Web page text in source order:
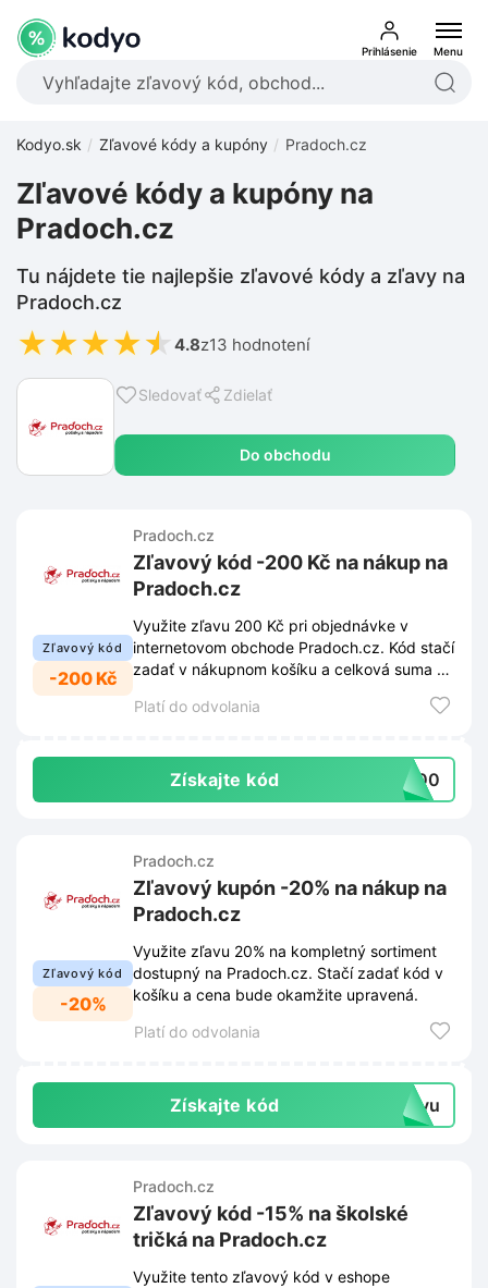
Prihlásenie Menu
Kodyo.sk Zľavové kódy a kupóny Pradoch.cz
Sledovať Zdielať
Do obchodu
Zľavové kódy a kupóny na
Pradoch.cz
Tu nájdete tie najlepšie zľavové kódy a zľavy na
Pradoch.cz
★★★★★ 4.8z13 hodnotení
Zľavový kód
-200 Kč
Pradoch.cz
Zľavový kód -200 Kč na nákup na
Pradoch.cz
Využite zľavu 200 Kč pri objednávke v
internetovom obchode Pradoch.cz. Kód stačí
zadať v nákupnom košíku a celková suma sa
Platí do odvolania
Získajte kód h200
Zľavový kód
-20%
Pradoch.cz
Zľavový kupón -20% na nákup na
Pradoch.cz
Využite zľavu 20% na kompletný sortiment
dostupný na Pradoch.cz. Stačí zadať kód v
košíku a cena bude okamžite upravená.
Platí do odvolania
Získajte kód levu
Pradoch.cz
Zľavový kód -15% na školské
tričká na Pradoch.cz
Využite tento zľavový kód v eshope